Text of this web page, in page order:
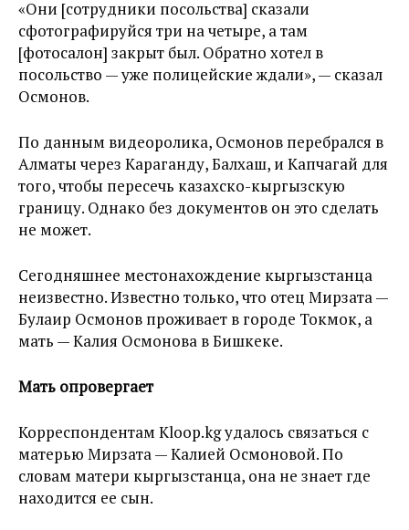
«Они [сотрудники посольства] сказали
сфотографируйся три на четыре, а там
[фотосалон] закрыт был. Обратно хотел в
посольство — уже полицейские ждали», — сказал
Осмонов.
По данным видеоролика, Осмонов перебрался в
Алматы через Караганду, Балхаш, и Капчагай для
того, чтобы пересечь казахско-кыргызскую
границу. Однако без документов он это сделать
не может.
Сегодняшнее местонахождение кыргызстанца
неизвестно. Известно только, что отец Мирзата —
Булаир Осмонов проживает в городе Токмок, а
мать — Калия Осмонова в Бишкеке.
Мать опровергает
Корреспондентам Kloop.kg удалось связаться с
матерью Мирзата — Калией Осмоновой. По
словам матери кыргызстанца, она не знает где
находится ее сын.